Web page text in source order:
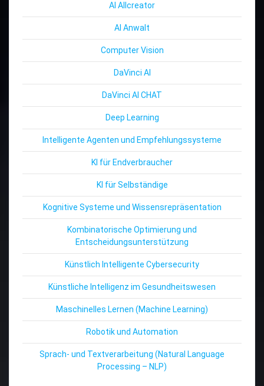
AI Allcreator
AI Anwalt
Computer Vision
DaVinci AI
DaVinci AI CHAT
Deep Learning
Intelligente Agenten und Empfehlungssysteme
KI für Endverbraucher
KI für Selbständige
Kognitive Systeme und Wissensrepräsentation
Kombinatorische Optimierung und
Entscheidungsunterstützung
Künstlich Intelligente Cybersecurity
Künstliche Intelligenz im Gesundheitswesen
Maschinelles Lernen (Machine Learning)
Robotik und Automation
Sprach- und Textverarbeitung (Natural Language
Processing – NLP)